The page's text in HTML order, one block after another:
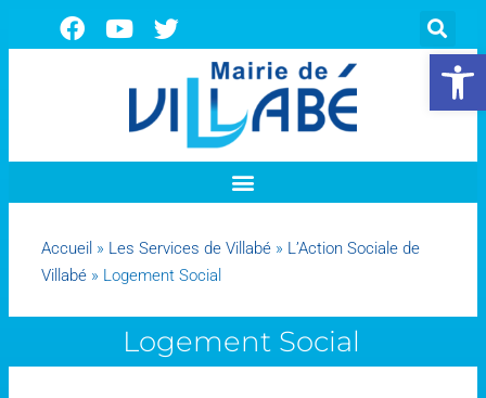
Ouvrir
Accueil » Les Services de Villabé » L’Action Sociale de
Villabé » Logement Social
Logement Social